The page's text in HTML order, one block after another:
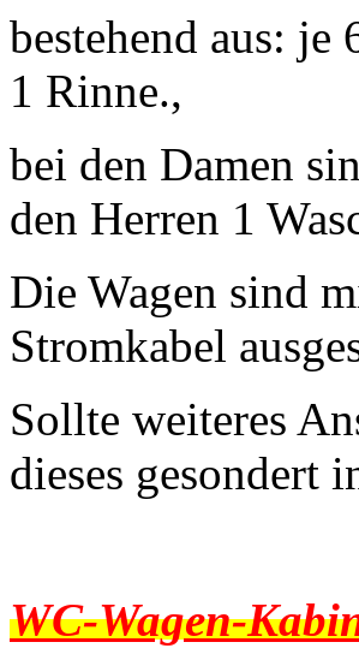
bestehend aus:
1 Rinne.,
bei den Damen
den Herren 1
Die Wagen sind
Stromkabel
Sollte weiteres
dieses gesondert
WC-Wagen-